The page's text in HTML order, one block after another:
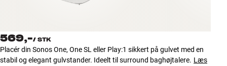
TILBUD
569,-/ STK
Placér din Sonos One, One SL eller Play:1 sikkert på gulvet med en
stabil og elegant gulvstander. Ideelt til surround baghøjtalere. Læs